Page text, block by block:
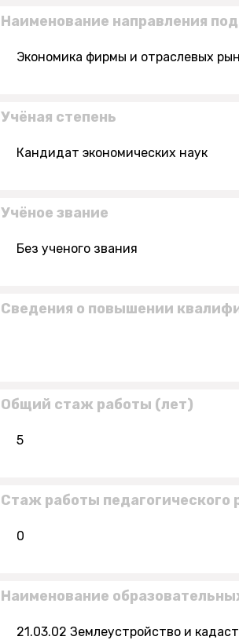
Наименование направления
Экономика фирмы и отраслевых
Учёная степень
Кандидат экономических наук
Учёное звание
Без ученого звания
Сведения о повышении
Общий стаж работы (лет)
5
Стаж работы педагогического
0
Наименование
21.03.02 Землеустройство и